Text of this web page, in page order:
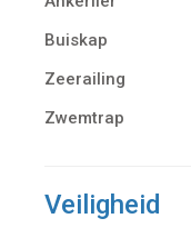
Buiskap
Zeerailing
Zwemtrap
Veiligheid